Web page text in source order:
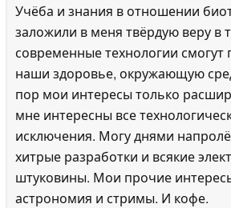
Учёба и знания в отношении
заложили в меня твёрдую веру в
современные технологии
наши здоровье, окружающую
пор мои интересы только
мне интересны все
исключения. Могу днями
хитрые разработки и всякие
штуковины. Мои прочие
астрономия и стримы. И кофе.